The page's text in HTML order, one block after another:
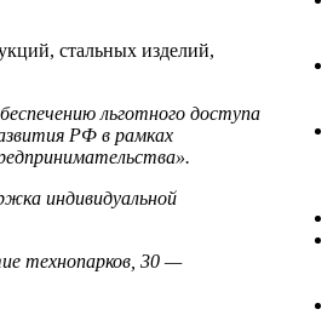
стальных изделий,
льготного доступа
РФ в рамках
индивидуальной
технопарков, 30 —